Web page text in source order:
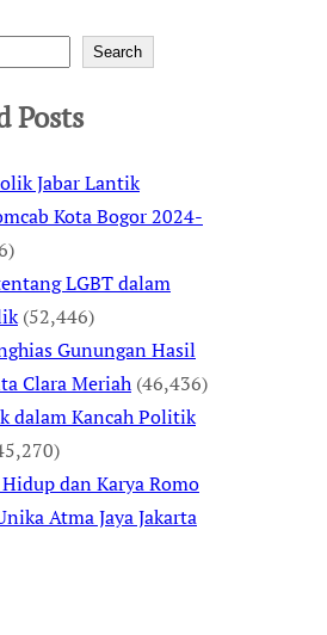
Search
Posts
Jabar Lantik
Kota Bogor 2024-
LGBT dalam
(52,446)
Gunungan Hasil
Clara Meriah (46,436)
dalam Kancah Politik
dan Karya Romo
Atma Jaya Jakarta